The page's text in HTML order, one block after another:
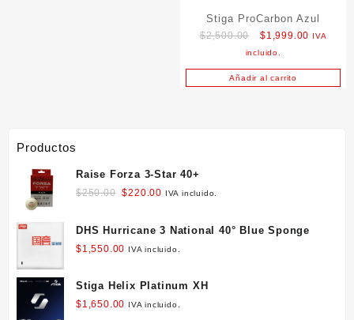
Stiga ProCarbon Azul
$2,500.00
Original
price
was:
$2,500.00.
$1,999.00 Current
is:
IVA
incluido.
Añadir al carrito
Productos
Raise Forza 3-Star 40+
$250.00 Original
was:
$220.00 Current
is:
IVA incluido.
DHS Hurricane 3 National 40° Blue Sponge
$1,550.00 IVA incluido.
Stiga Helix Platinum XH
$1,650.00 IVA incluido.